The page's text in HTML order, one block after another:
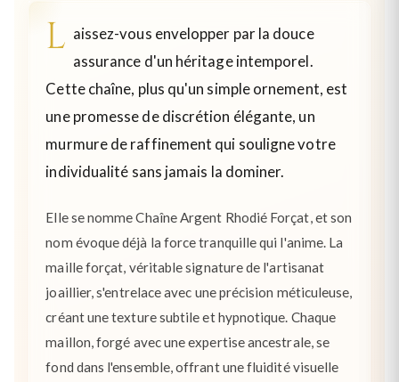
L aissez-vous envelopper par la douce
assurance d'un héritage intemporel.
Cette chaîne, plus qu'un simple ornement, est
une promesse de discrétion élégante, un
murmure de raffinement qui souligne votre
individualité sans jamais la dominer.
Elle se nomme Chaîne Argent Rhodié Forçat, et son
nom évoque déjà la force tranquille qui l'anime. La
maille forçat, véritable signature de l'artisanat
joaillier, s'entrelace avec une précision méticuleuse,
créant une texture subtile et hypnotique. Chaque
maillon, forgé avec une expertise ancestrale, se
fond dans l'ensemble, offrant une fluidité visuelle